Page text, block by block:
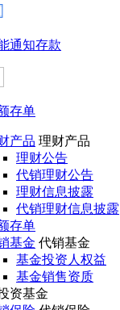
通知存款
存单
产品 理财产品
理财公告
代销理财公告
理财信息披露
代销理财信息披露
存单
基金 代销基金
基金投资人权益
基金销售资质